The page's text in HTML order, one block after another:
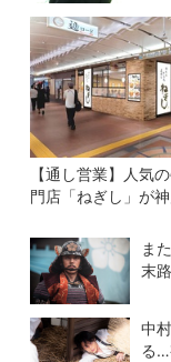
【通し営業】人気
門店「ねぎし」が神
「想像しただけで
く…」SNSで喜びま
末
中
る…